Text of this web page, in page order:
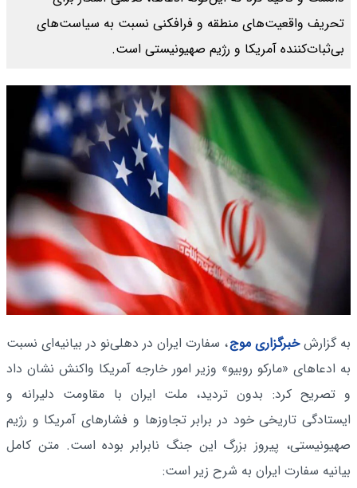
تحریف واقعیت‌های منطقه و فرافکنی نسبت به سیاست‌های
بی‌ثبات‌کننده آمریکا و رژیم صهیونیستی است.
به گزارشخبرگزاری موج، سفارت ایران در دهلی‌نو در بیانیه‌ای نسبت
به ادعاهای «مارکو روبیو» وزیر امور خارجه آمریکا واکنش نشان داد
و تصریح کرد: بدون تردید، ملت ایران با مقاومت دلیرانه و
ایستادگی تاریخی خود در برابر تجاوزها و فشارهای آمریکا و رژیم
صهیونیستی، پیروز بزرگ این جنگ نابرابر بوده است. متن کامل
بیانیه سفارت ایران به شرح زیر است: